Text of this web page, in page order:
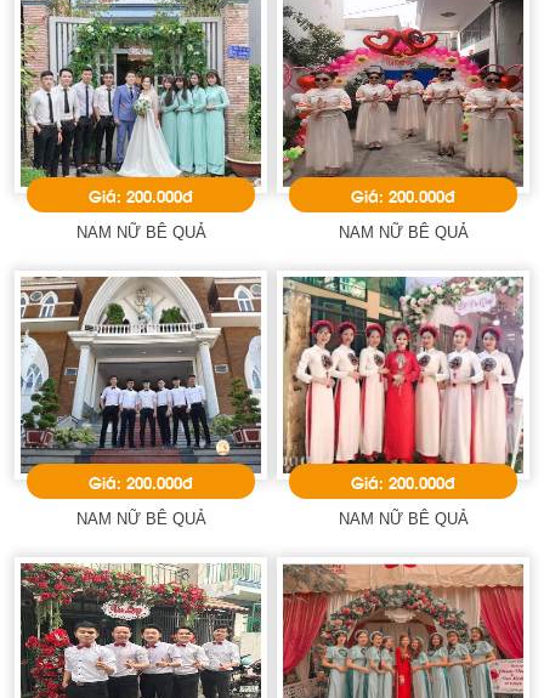
Giá: 200.000đ
NAM NỮ BÊ QUẢ
Giá: 200.000đ
NAM NỮ BÊ QUẢ
Giá: 200.000đ
NAM NỮ BÊ QUẢ
Giá: 200.000đ
NAM NỮ BÊ QUẢ